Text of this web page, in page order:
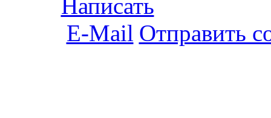
Отправить